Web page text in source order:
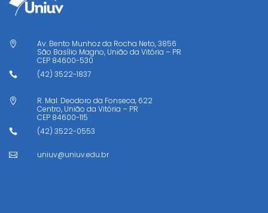

Av. Bento Munhoz da Rocha Neto, 3856
São Basílio Magno, União da Vitória – PR
CEP 84600-530
 (42) 3522-1837

R. Mal. Deodoro da Fonseca, 622
Centro, União da Vitória – PR
CEP 84600-115
 (42) 3522-0553
 uniuv@uniuv.edu.br